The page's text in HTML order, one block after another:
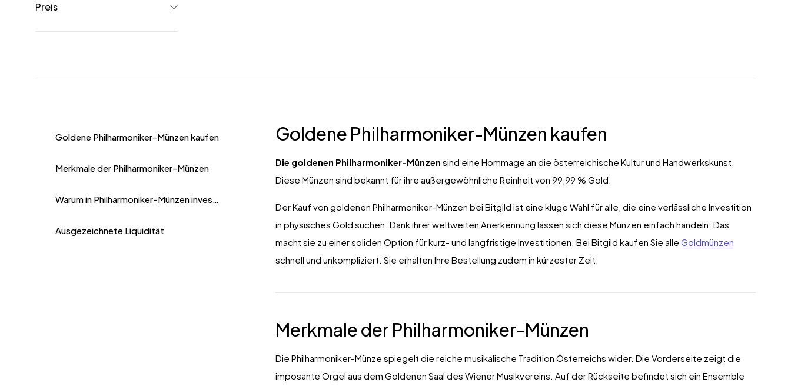
Preis
Goldene Philharmoniker-Münzen kaufen
Merkmale der Philharmoniker-Münzen
Warum in Philharmoniker-Münzen investieren?
Ausgezeichnete Liquidität
Goldene Philharmoniker-Münzen kaufen
Die goldenen Philharmoniker-Münzen sind eine Hommage an die österreichische Kultur und Handwerkskunst.
Diese Münzen sind bekannt für ihre außergewöhnliche Reinheit von 99,99 % Gold.
Der Kauf von goldenen Philharmoniker-Münzen bei Bitgild ist eine kluge Wahl für alle, die eine verlässliche Investition
in physisches Gold suchen. Dank ihrer weltweiten Anerkennung lassen sich diese Münzen einfach handeln. Das
macht sie zu einer soliden Option für kurz- und langfristige Investitionen. Bei Bitgild kaufen Sie alle Goldmünzen
schnell und unkompliziert. Sie erhalten Ihre Bestellung zudem in kürzester Zeit.
Merkmale der Philharmoniker-Münzen
Die Philharmoniker-Münze spiegelt die reiche musikalische Tradition Österreichs wider. Die Vorderseite zeigt die
imposante Orgel aus dem Goldenen Saal des Wiener Musikvereins. Auf der Rückseite befindet sich ein Ensemble